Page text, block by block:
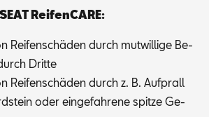
Rei­fen­CA­RE:
Rei­fen­schä­den durch mut­wil­li­ge Be­
Drit­te
Rei­fen­schä­den durch z. B. Auf­prall
oder ein­ge­fah­re­ne spit­ze Ge­